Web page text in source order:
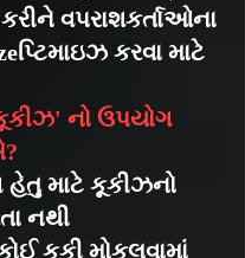
વપરાશકર્તાઓના
કરવા માટે
નો ઉપયોગ
માટે કૂકીઝનો
નથી
કૂકી મોકલવામાં